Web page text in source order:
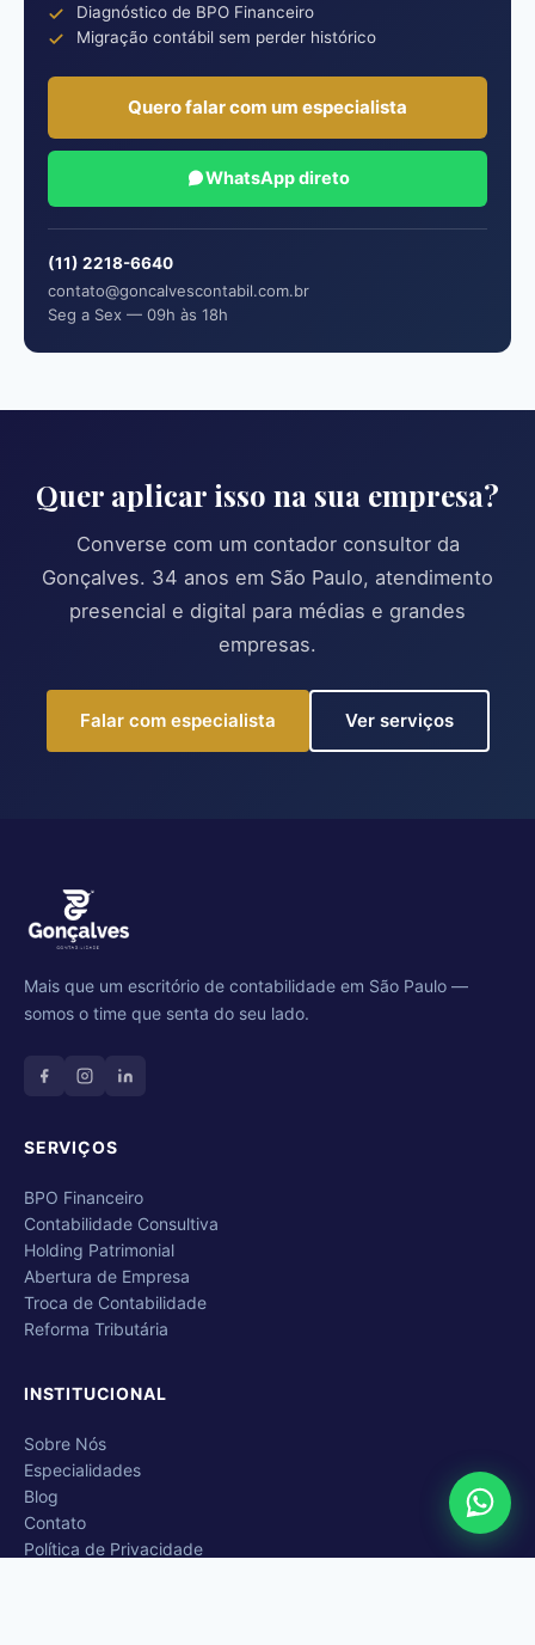
Diagnóstico de BPO Financeiro
Migração contábil sem perder histórico
Quero falar com um especialista
WhatsApp direto
(11) 2218-6640
contato@goncalvescontabil.com.br
Seg a Sex — 09h às 18h
Quer aplicar isso na sua empresa?
Converse com um contador consultor da
Gonçalves. 34 anos em São Paulo, atendimento
presencial e digital para médias e grandes
empresas.
Falar com especialista Ver serviços
Mais que um escritório de contabilidade em São Paulo —
somos o time que senta do seu lado.
SERVIÇOS
BPO Financeiro
Contabilidade Consultiva
Holding Patrimonial
Abertura de Empresa
Troca de Contabilidade
Reforma Tributária
INSTITUCIONAL
Sobre Nós
Especialidades
Blog
Contato
Política de Privacidade